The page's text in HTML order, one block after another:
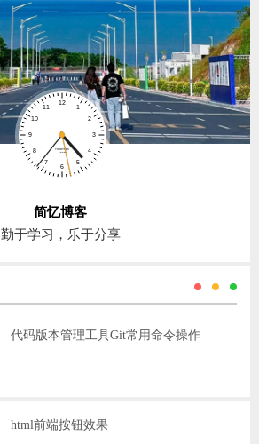
简忆博客
勤于学习，乐于分享
代码版本管理工具Git常用命令操作
html前端按钮效果